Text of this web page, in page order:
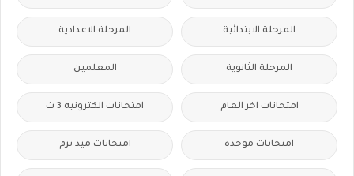
المرحلة الابتدائية المرحلة الاعدادية
المرحلة الثانوية المعلمين
امتحانات اخر العام امتحانات الكترونيه 3 ث
امتحانات موحدة امتحانات ميد ترم